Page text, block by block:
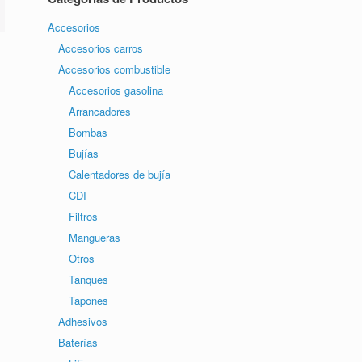
Accesorios
Accesorios carros
Accesorios combustible
Accesorios gasolina
Arrancadores
Bombas
Bujías
Calentadores de bujía
CDI
Filtros
Mangueras
Otros
Tanques
Tapones
Adhesivos
Baterías